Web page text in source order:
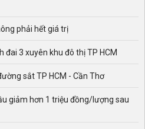
phải hết giá trị
3 xuyên khu đô thị TP HCM
sắt TP HCM - Cần Thơ
giảm hơn 1 triệu đồng/lượng sau